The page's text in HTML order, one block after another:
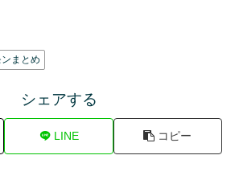
まとめ
シェアする
LINE コピー